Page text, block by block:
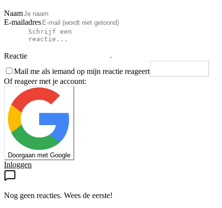
Naam
E-mailadres
Reactie
Mail me als iemand op mijn reactie reageert
Of reageer met je account:
Doorgaan met Google
Inloggen
Nog geen reacties. Wees de eerste!